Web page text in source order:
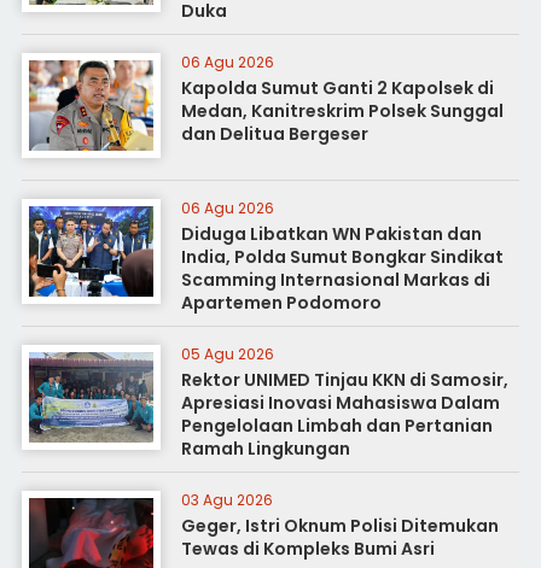
Duka
06 Agu 2026
Kapolda Sumut Ganti 2 Kapolsek di
Medan, Kanitreskrim Polsek Sunggal
dan Delitua Bergeser
06 Agu 2026
Diduga Libatkan WN Pakistan dan
India, Polda Sumut Bongkar Sindikat
Scamming Internasional Markas di
Apartemen Podomoro
05 Agu 2026
Rektor UNIMED Tinjau KKN di Samosir,
Apresiasi Inovasi Mahasiswa Dalam
Pengelolaan Limbah dan Pertanian
Ramah Lingkungan
03 Agu 2026
Geger, Istri Oknum Polisi Ditemukan
Tewas di Kompleks Bumi Asri